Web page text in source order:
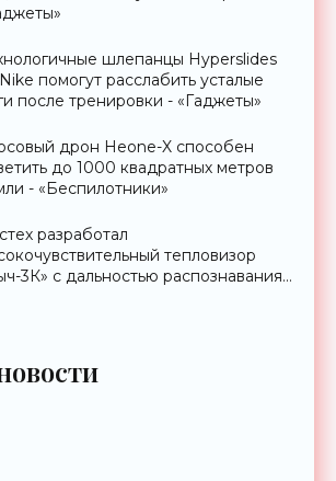
шлепанцы Hyperslides
помогут расслабить усталые
после тренировки - «Гаджеты»
дрон Heone-X способен
до 1000 квадратных метров
- «Беспилотники»
разработал
тепловизор
3К» с дальностью распознавания